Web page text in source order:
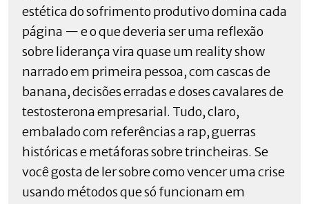
estética do sofrimento produtivo domina cada
página — e o que deveria ser uma reflexão
sobre liderança vira quase um reality show
narrado em primeira pessoa, com cascas de
banana, decisões erradas e doses cavalares de
testosterona empresarial. Tudo, claro,
embalado com referências a rap, guerras
históricas e metáforas sobre trincheiras. Se
você gosta de ler sobre como vencer uma crise
usando métodos que só funcionam em